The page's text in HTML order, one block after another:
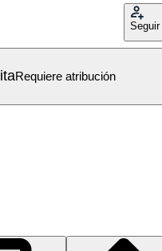
Seguir
Requiere atribución